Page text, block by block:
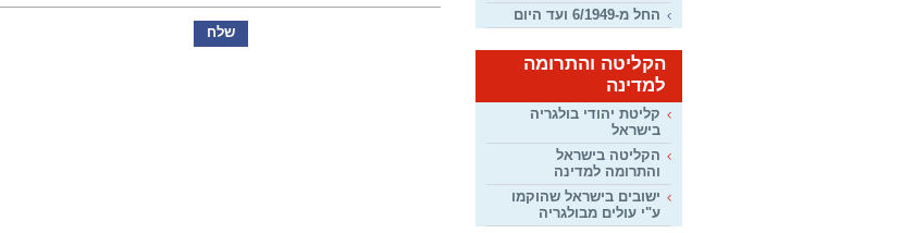
החל מ-6/1949 ועד היום
הקליטה והתרומה
למדינה
קליטת יהודי בולגריה
בישראל
הקליטה בישראל
והתרומה למדינה
ישובים בישראל שהוקמו
ע"י עולים מבולגריה